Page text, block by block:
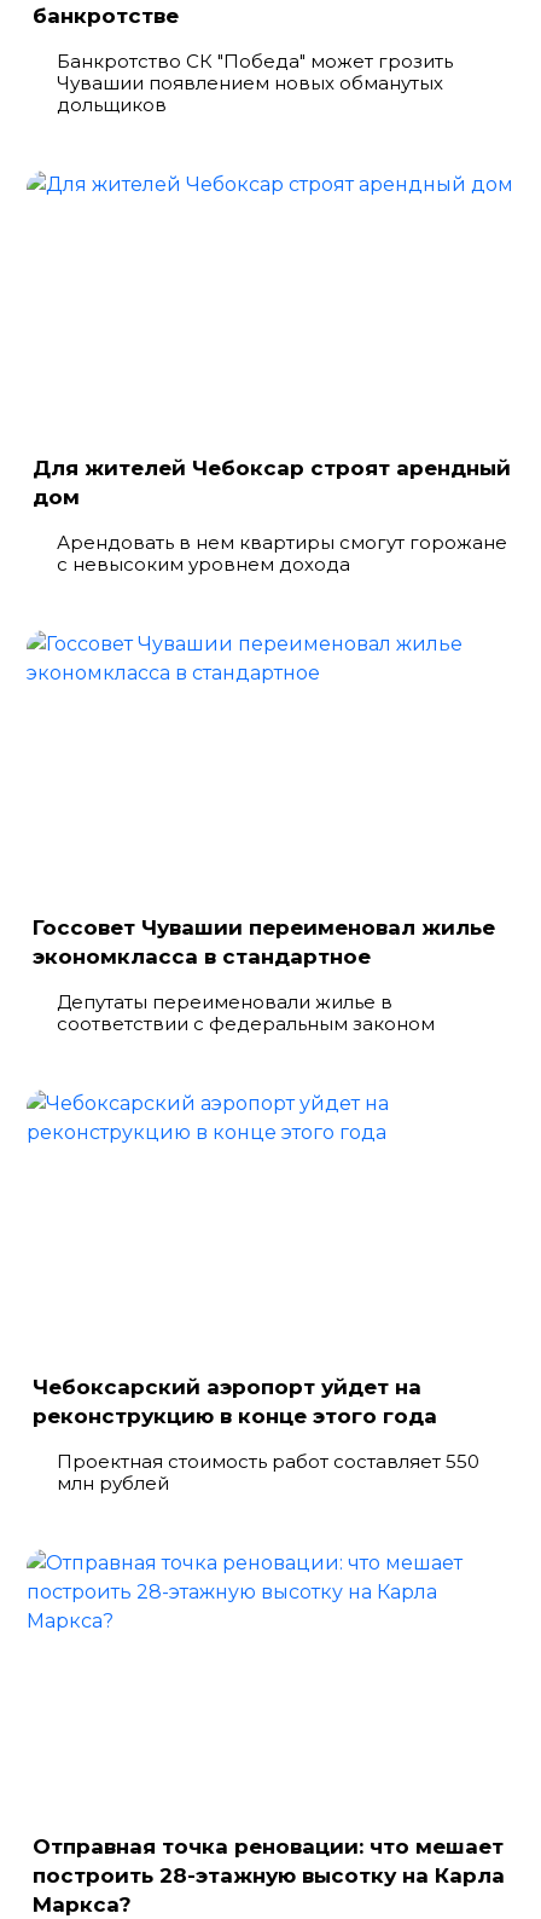
банкротстве
Банкротство СК "Победа" может грозить
Чувашии появлением новых обманутых
дольщиков
Для жителей Чебоксар строят арендный
дом
Арендовать в нем квартиры смогут горожане
с невысоким уровнем дохода
Госсовет Чувашии переименовал жилье
экономкласса в стандартное
Депутаты переименовали жилье в
соответствии с федеральным законом
Чебоксарский аэропорт уйдет на
реконструкцию в конце этого года
Проектная стоимость работ составляет 550
млн рублей
Отправная точка реновации: что мешает
построить 28-этажную высотку на Карла
Маркса?